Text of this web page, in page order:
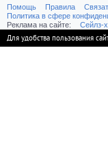
Помощь
Правила
Политика в сфере
Реклама на сайте:
Cейлз-
Для удобства пользования